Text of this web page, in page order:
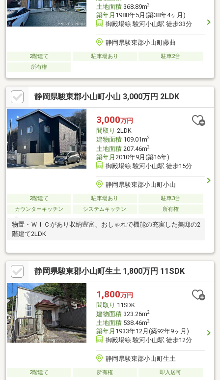
土地面積368.89m2
築年月 1988年5月(築38年4ヶ月)
御殿場線 駿河小山駅 徒歩33分
静岡県駿東郡小山町藤曲
2階建て 駐車場あり
駐車2台
所有権
静岡県駿東郡小山町小山 3,000万円 2LDK
3,000万円
間取り 2LDK
建物面積109.01m2
土地面積207.46m2
築年月 2010年9月(築16年)
御殿場線 駿河小山駅 徒歩15分
静岡県駿東郡小山町小山
2階建て 駐車場あり
駐車3台
カウンターキッチン
システムキッチン 所有権
物置・ＷＩＣがあり収納豊富、おしゃれで機能の充実した美邸の2
階建て2LDK
静岡県駿東郡小山町生土 1,800万円 11SDK
1,800万円
間取り 11SDK
建物面積323.26m2
土地面積538.46m2
築年月 1933年12月(築92年9ヶ月)
御殿場線 駿河小山駅 徒歩12分
静岡県駿東郡小山町生土
2階建て 所有権 即入居可